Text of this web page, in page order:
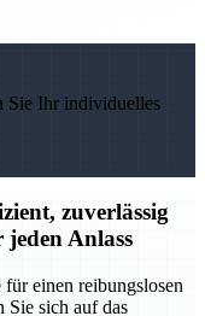
Sie Ihr individuelles
zuverlässig
Anlass
einen reibungslosen
sich auf das